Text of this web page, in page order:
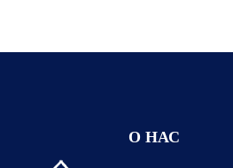
О НАС